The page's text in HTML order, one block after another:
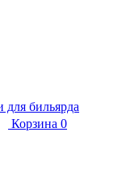
Корзина 0